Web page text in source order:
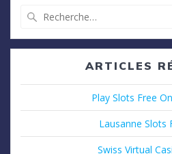
:
ARTICLES
Play Slots Free
Lausanne Slots
Swiss Virtual